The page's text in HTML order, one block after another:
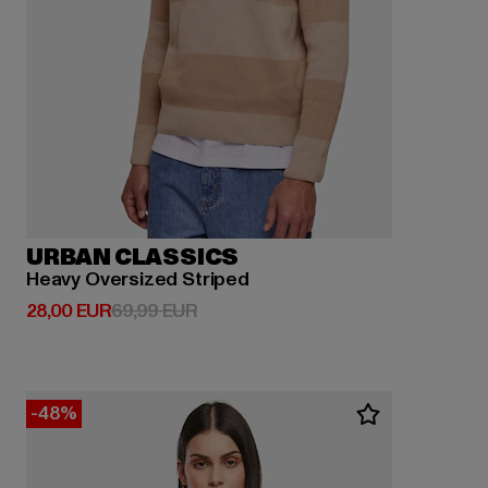
URBAN CLASSICS
Heavy Oversized Striped
28,00 EUR
Derzeitiger Preis: 28,00 EUR
69,99 EURAktionspreis: 69,99 EUR
-48%